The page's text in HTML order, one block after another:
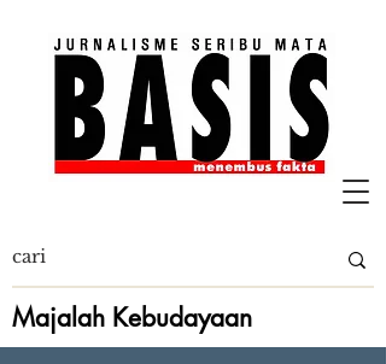
Majalah Kebudayaan